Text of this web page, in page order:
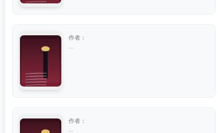
作者：
作者：